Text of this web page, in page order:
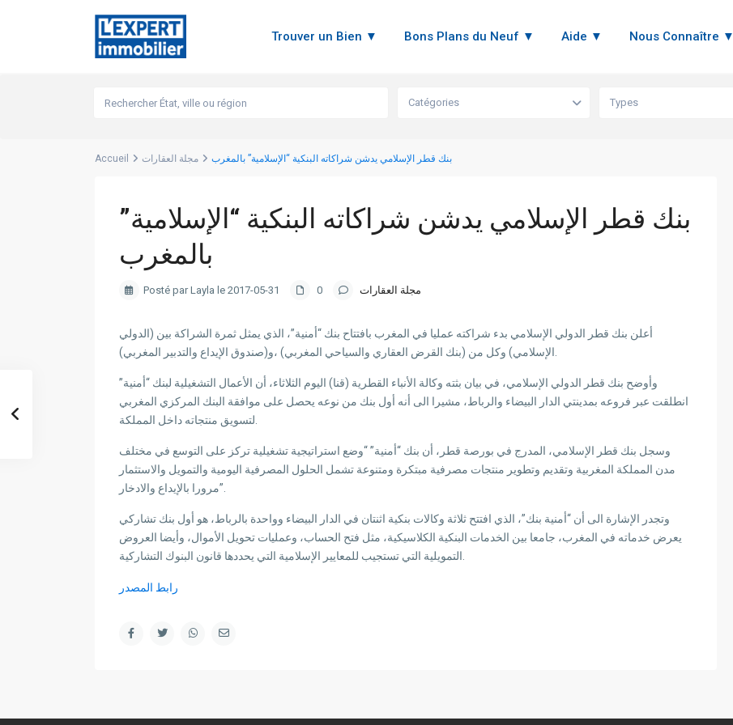
Trouver un Bien ▼ Bons Plans du Neuf ▼ Aide ▼ Nous Connaître ▼
Catégories Types
Accueil مجلة العقارات بنك قطر الإسلامي يدشن شراكاته البنكية “الإسلامية” بالمغرب
بنك قطر الإسلامي يدشن شراكاته البنكية “الإسلامية”
بالمغرب
Posté par Layla le 2017-05-31 مجلة العقارات
أعلن بنك قطر الدولي الإسلامي بدء شراكته عمليا في المغرب بافتتاح بنك “أمنية”، الذي يمثل ثمرة الشراكة بين (الدولي
وأوضح بنك قطر الدولي الإسلامي، في بيان بثته وكالة الأنباء القطرية (قنا) اليوم الثلاثاء، أن الأعمال التشغيلية لبنك “أمنية”
انطلقت عبر فروعه بمدينتي الدار البيضاء والرباط، مشيرا الى أنه أول بنك من نوعه يحصل على موافقة البنك المركزي المغربي
وسجل بنك قطر الإسلامي، المدرج في بورصة قطر، أن بنك “أمنية” “وضع استراتيجية تشغيلية تركز على التوسع في مختلف
مدن المملكة المغربية وتقديم وتطوير منتجات مصرفية مبتكرة ومتنوعة تشمل الحلول المصرفية اليومية والتمويل والاستثمار
مرورا بالإيداع والادخار”.
وتجدر الإشارة الى أن “أمنية بنك”، الذي افتتح ثلاثة وكالات بنكية اثنتان في الدار البيضاء وواحدة بالرباط، هو أول بنك تشاركي
يعرض خدماته في المغرب، جامعا بين الخدمات البنكية الكلاسيكية، مثل فتح الحساب، وعمليات تحويل الأموال، وأيضا العروض
رابط المصدر